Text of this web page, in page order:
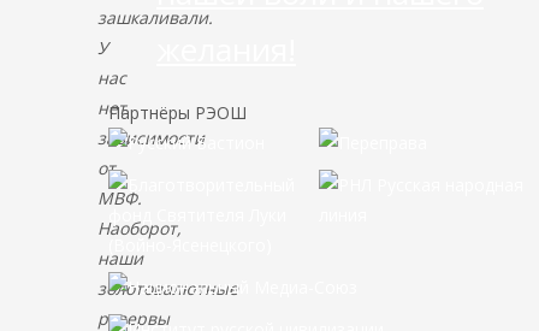
зашкаливали.
У
нас
нет
зависимости
от
МВФ.
Наоборот,
наши
золотовалютные
резервы
Партнёры РЭОШ